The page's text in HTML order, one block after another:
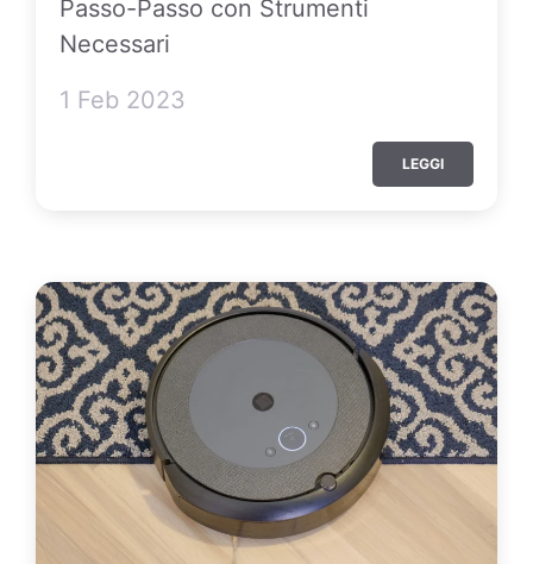
Passo-Passo con Strumenti
Necessari
1 Feb 2023
LEGGI